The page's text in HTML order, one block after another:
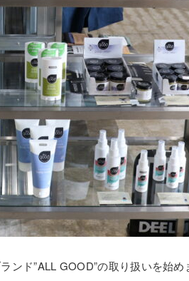
ンド”ALL GOOD”の取り扱いを始め